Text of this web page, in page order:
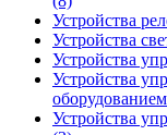
Устройства
Устройства
Устройства
Устройства
Устройства